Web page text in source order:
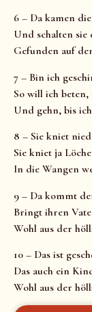
6 – Da kamen
Und schalten sie
Gefunden auf
7 – Bin ich
So will ich
Und gehn, bis
8 – Sie kniet
Sie kniet ja
In die Wangen
9 – Da kommt
Bringt ihren
Wohl aus der
10 – Das ist
Das auch ein
Wohl aus der